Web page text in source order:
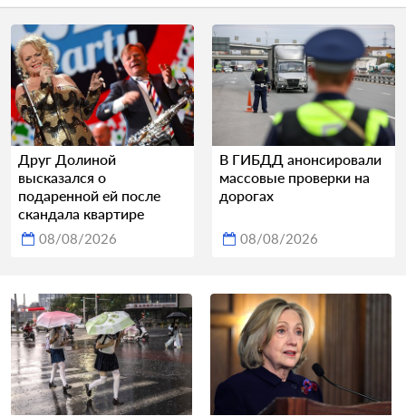
Друг Долиной
высказался о
подаренной ей после
скандала квартире
08/08/2026
В ГИБДД анонсировали
массовые проверки на
дорогах
08/08/2026